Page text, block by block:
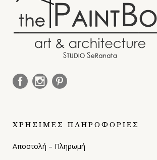
ΧΡΗΣΙΜΕΣ ΠΛΗΡΟΦΟΡΙΕΣ
Αποστολή – Πληρωμή